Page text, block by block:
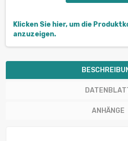
Klicken Sie hier, um die
anzuzeigen.
ANHÄNGE